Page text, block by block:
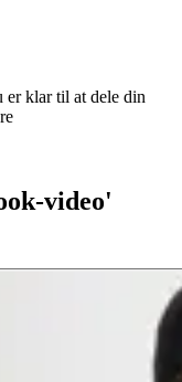
er klar til at dele din
video'